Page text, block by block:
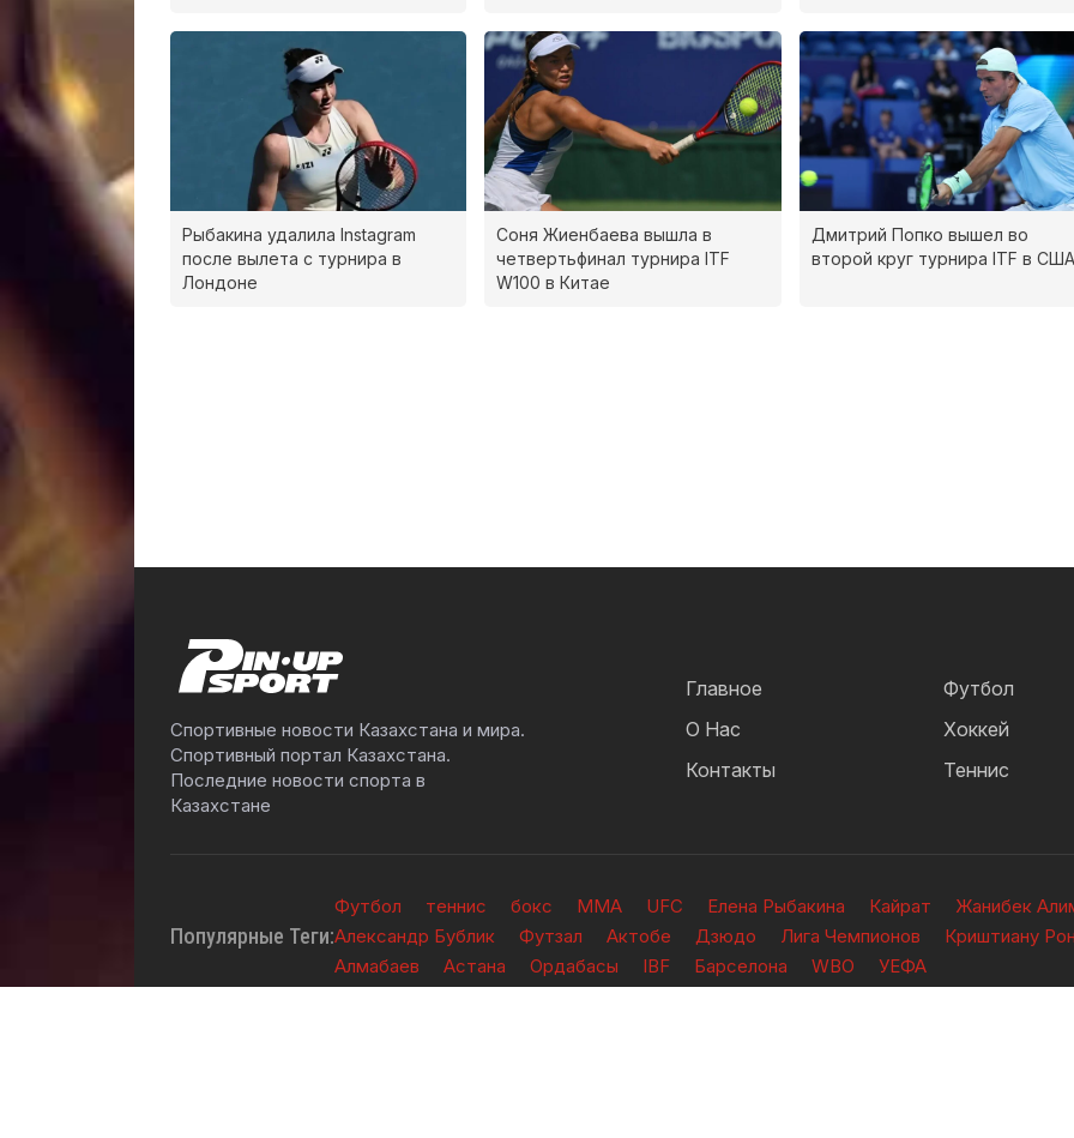
Рыбакина удалила Instagram
после вылета с турнира в
Лондоне
Соня Жиенбаева вышла в
четвертьфинал турнира ITF
W100 в Китае
Дмитрий Попко вышел во
второй круг турнира ITF в США
Спортивные новости Казахстана и мира.
Спортивный портал Казахстана.
Последние новости спорта в
Казахстане
Главное
О Нас
Контакты
Футбол
Хоккей
Теннис
Популярные Теги:
Футбол теннис бокс ММА UFC Елена Рыбакина Кайрат
Жанибек
Александр Бублик
Футзал Актобе Дзюдо Лига Чемпионов
Криштиану
Алмабаев
Астана Ордабасы IBF Барселона WBO УЕФА